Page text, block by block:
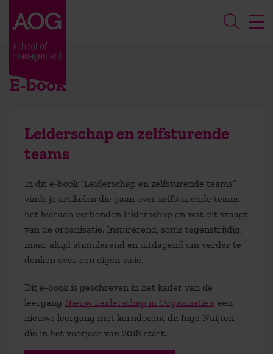
E-book
Leiderschap en zelfsturende
teams
In dit e-book “Leiderschap en zelfsturende teams”
vindt je artikelen die gaan over zelfsturende teams,
het hieraan verbonden leiderschap en wat dit vraagt
van de organisatie. Inspirerend, soms tegenstrijdig,
maar altijd stimulerend en uitdagend om verder te
denken over een eigen visie.
Dit e-book is geschreven in het kader van de
leergang Nieuw Leiderschap in Organisaties , een
nieuwe leergang met kerndocent dr. Inge Nuijten,
die in het voorjaar van 2018 start.